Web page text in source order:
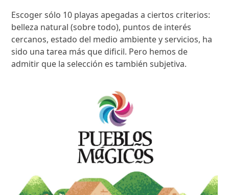
Escoger sólo 10 playas apegadas a ciertos criterios:
belleza natural (sobre todo), puntos de interés
cercanos, estado del medio ambiente y servicios, ha
sido una tarea más que dificil. Pero hemos de
admitir que la selección es también subjetiva.